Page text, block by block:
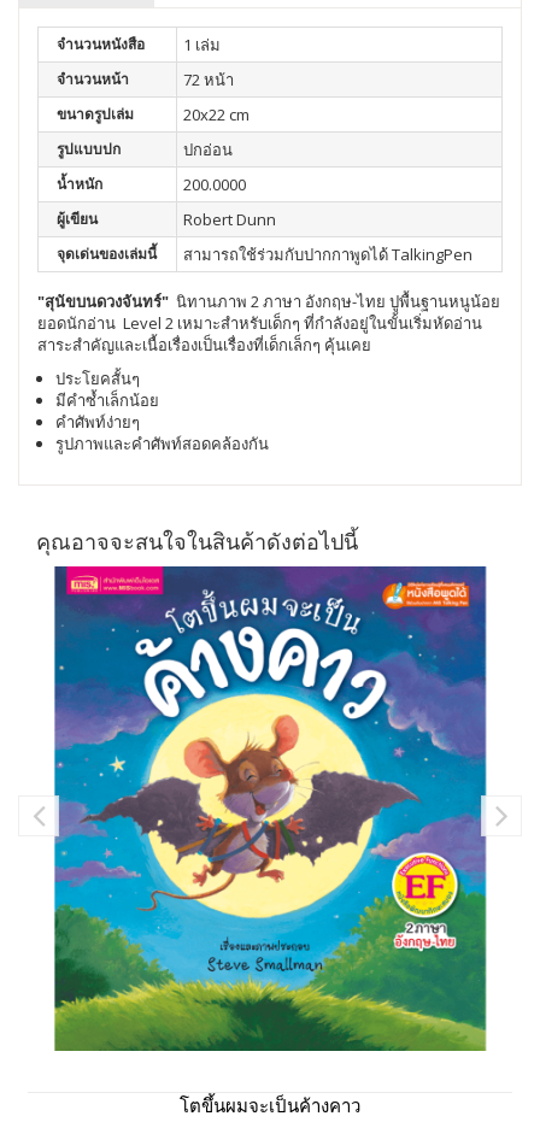
จำนวนหนังสือ 1 เล่ม
จำนวนหน้า 72 หน้า
ขนาดรูปเล่ม 20x22 cm
รูปแบบปก ปกอ่อน
น้ำหนัก 200.0000
ผู้เขียน Robert Dunn
จุดเด่นของเล่มนี้ สามารถใช้ร่วมกับปากกาพูดได้ TalkingPen
"สุนัขบนดวงจันทร์" นิทานภาพ 2 ภาษา อังกฤษ-ไทย ปูพื้นฐานหนูน้อย
ยอดนักอ่าน Level 2 เหมาะสำหรับเด็กๆ ที่กำลังอยู่ในขั้นเริ่มหัดอ่าน
สาระสำคัญและเนื้อเรื่องเป็นเรื่องที่เด็กเล็กๆ คุ้นเคย
ประโยคสั้นๆ
มีคำซ้ำเล็กน้อย
คำศัพท์ง่ายๆ
รูปภาพและคำศัพท์สอดคล้องกัน
คุณอาจจะสนใจในสินค้าดังต่อไปนี้
โตขึ้นผมจะเป็นค้างคาว